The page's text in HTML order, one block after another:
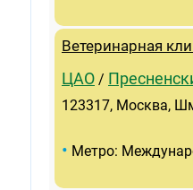
Ветеринарная
ЦАО /
123317, Москва,
• Метро: